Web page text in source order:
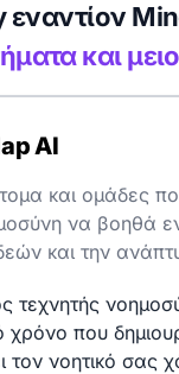
εναντίον
και
AI
και ομάδες
να βοηθά
και την
τεχνητής
χρόνο που
τον νοητικό σας